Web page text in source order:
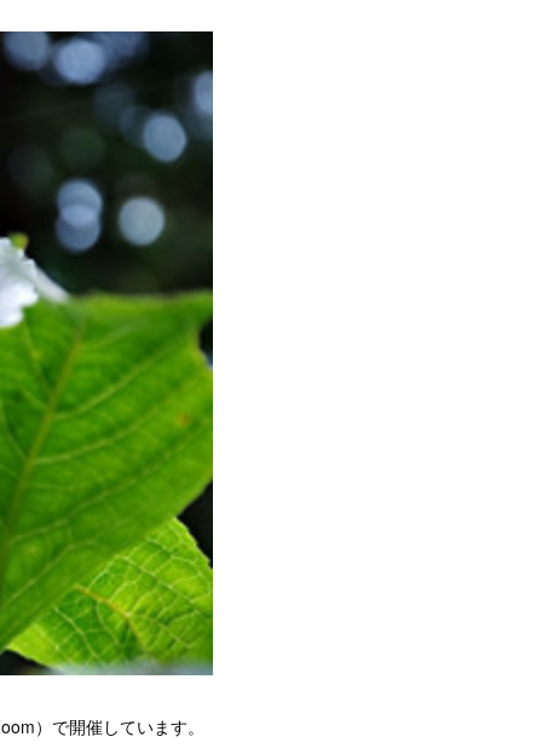
）で開催しています。